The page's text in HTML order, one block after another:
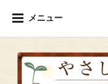
メニュー